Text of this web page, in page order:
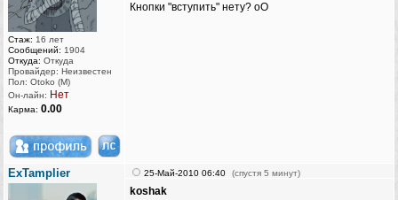
Стаж: 16 лет
Сообщений: 1904
Откуда: Откуда
Провайдер: Неизвестен
Пол: Otoko (M)
Он-лайн: Нет
Карма: 0.00
Кнопки "вступить" нету? оО
ExTamplier 25-Май-2010 06:40 (спустя 5 минут)
koshak